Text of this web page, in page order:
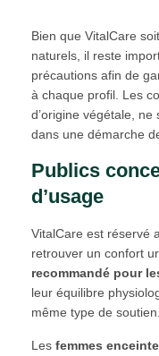
Bien que VitalCare
naturels, il reste
précautions afin de
à chaque profil. Les
d’origine végétale, ne
dans une démarche
Publics
d’usage
VitalCare est réservé
retrouver un confort
recommandé pour
leur équilibre
même type de soutien.
Les femmes